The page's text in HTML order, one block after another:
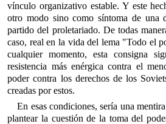
vínculo organizativo estable. Y este
otro modo sino como síntoma de una
partido del proletariado. De todas
caso, real en la vida del lema "Todo el
cualquier momento, esta consigna
resistencia más enérgica contra el
poder contra los derechos de los
creadas por estos.
En esas condiciones, sería una
plantear la cuestión de la toma del